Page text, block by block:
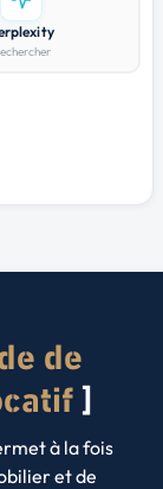
de
à la fois
et de